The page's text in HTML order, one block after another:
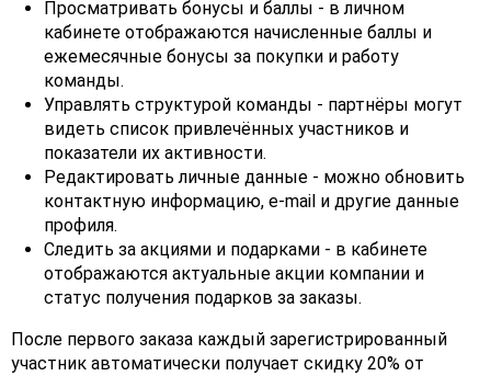
Просматривать бонусы и баллы - в личном
кабинете отображаются начисленные баллы и
ежемесячные бонусы за покупки и работу
команды.
Управлять структурой команды - партнёры могут
видеть список привлечённых участников и
показатели их активности.
Редактировать личные данные - можно обновить
контактную информацию, e-mail и другие данные
профиля.
Следить за акциями и подарками - в кабинете
отображаются актуальные акции компании и
статус получения подарков за заказы.
После первого заказа каждый зарегистрированный
участник автоматически получает скидку 20% от